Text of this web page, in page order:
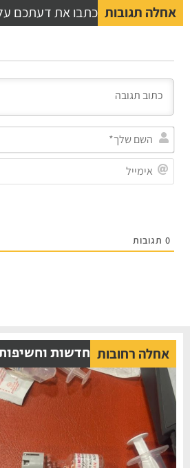
אחלה תגובות כתבו את דעתכם
0תגובות
אחלה רחובות חדשות